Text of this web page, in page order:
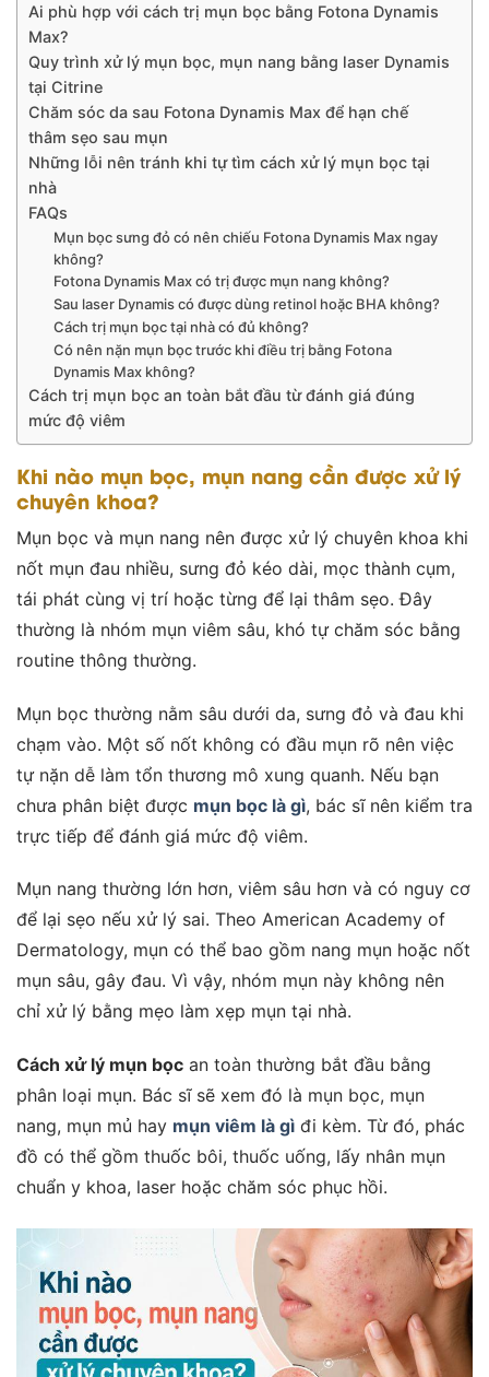
Ai phù hợp với cách trị mụn bọc bằng Fotona Dynamis
Max?
Quy trình xử lý mụn bọc, mụn nang bằng laser Dynamis
tại Citrine
Chăm sóc da sau Fotona Dynamis Max để hạn chế
thâm sẹo sau mụn
Những lỗi nên tránh khi tự tìm cách xử lý mụn bọc tại
nhà
FAQs
Mụn bọc sưng đỏ có nên chiếu Fotona Dynamis Max ngay
không?
Fotona Dynamis Max có trị được mụn nang không?
Sau laser Dynamis có được dùng retinol hoặc BHA không?
Cách trị mụn bọc tại nhà có đủ không?
Có nên nặn mụn bọc trước khi điều trị bằng Fotona
Dynamis Max không?
Cách trị mụn bọc an toàn bắt đầu từ đánh giá đúng
mức độ viêm
Khi nào mụn bọc, mụn nang cần được xử lý
chuyên khoa?
Mụn bọc và mụn nang nên được xử lý chuyên khoa khi
nốt mụn đau nhiều, sưng đỏ kéo dài, mọc thành cụm,
tái phát cùng vị trí hoặc từng để lại thâm sẹo. Đây
thường là nhóm mụn viêm sâu, khó tự chăm sóc bằng
routine thông thường.
Mụn bọc thường nằm sâu dưới da, sưng đỏ và đau khi
chạm vào. Một số nốt không có đầu mụn rõ nên việc
tự nặn dễ làm tổn thương mô xung quanh. Nếu bạn
chưa phân biệt được mụn bọc là gì, bác sĩ nên kiểm tra
trực tiếp để đánh giá mức độ viêm.
Mụn nang thường lớn hơn, viêm sâu hơn và có nguy cơ
để lại sẹo nếu xử lý sai. Theo American Academy of
Dermatology, mụn có thể bao gồm nang mụn hoặc nốt
mụn sâu, gây đau. Vì vậy, nhóm mụn này không nên
chỉ xử lý bằng mẹo làm xẹp mụn tại nhà.
Cách xử lý mụn bọc an toàn thường bắt đầu bằng
phân loại mụn. Bác sĩ sẽ xem đó là mụn bọc, mụn
nang, mụn mủ hay mụn viêm là gì đi kèm. Từ đó, phác
đồ có thể gồm thuốc bôi, thuốc uống, lấy nhân mụn
chuẩn y khoa, laser hoặc chăm sóc phục hồi.